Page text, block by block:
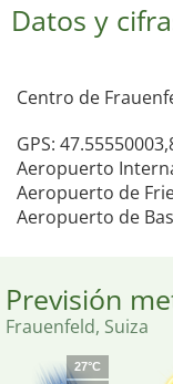
Datos y
Centro de
GPS:
Aeropuerto
Aeropuerto de
Aeropuerto de
Previsión
Frauenfeld, Suiza
27°C